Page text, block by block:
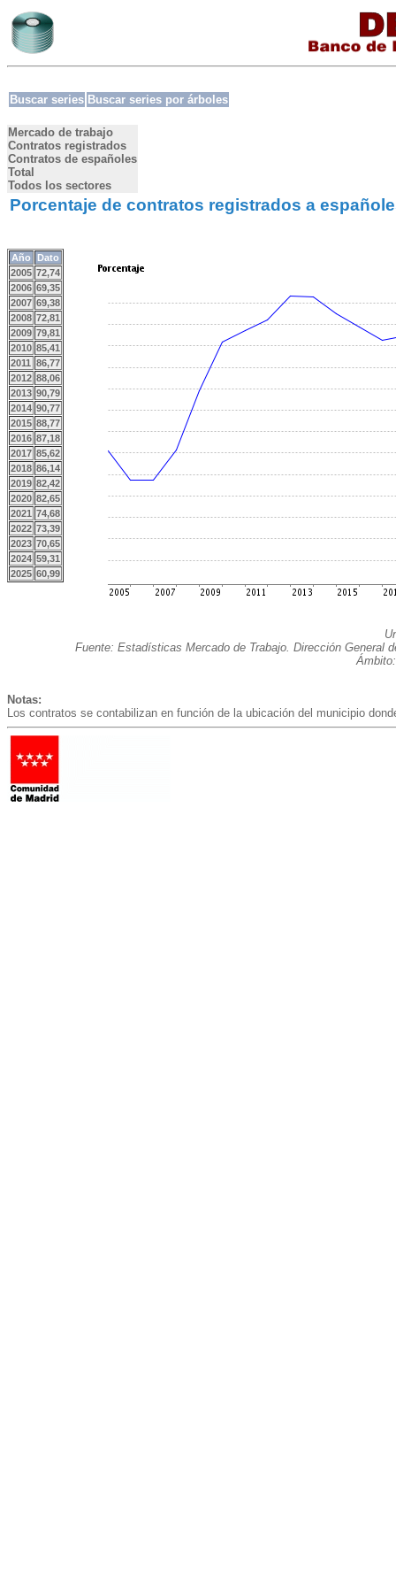
Buscar series Buscar series por árboles
Mercado de trabajo
Contratos registrados
Contratos de españoles
Total
Todos los sectores
Porcentaje de contratos registrados a
Año
Dato
2005 72,74
2006 69,35
2007 69,38
2008 72,81
2009 79,81
2010 85,41
2011 86,77
2012 88,06
2013 90,79
2014 90,77
2015 88,77
2016 87,18
2017 85,62
2018 86,14
2019 82,42
2020 82,65
2021 74,68
2022 73,39
2023 70,65
2024 59,31
2025 60,99
Fuente: Estadísticas Mercado de Trabajo. Dirección General
Notas:
Los contratos se contabilizan en función de la ubicación del municipio